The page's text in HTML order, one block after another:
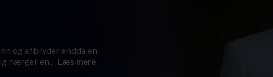
og afbryder endda en
hærger en... Læs mere